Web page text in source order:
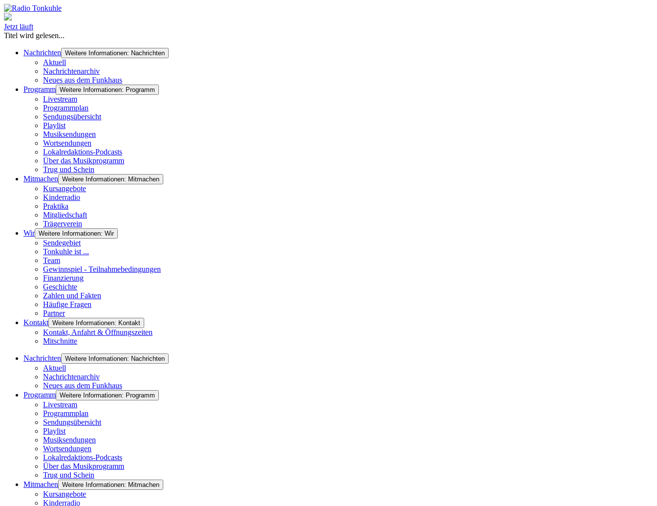
Jetzt läuft
Titel wird gelesen...
Nachrichten Weitere Informationen: Nachrichten
Aktuell
Nachrichtenarchiv
Neues aus dem Funkhaus
Programm Weitere Informationen: Programm
Livestream
Programmplan
Sendungsübersicht
Playlist
Musiksendungen
Wortsendungen
Lokalredaktions-Podcasts
Über das Musikprogramm
Trug und Schein
Mitmachen Weitere Informationen: Mitmachen
Kursangebote
Kinderradio
Praktika
Mitgliedschaft
Trägerverein
Wir Weitere Informationen: Wir
Sendegebiet
Tonkuhle ist ...
Team
Gewinnspiel - Teilnahmebedingungen
Finanzierung
Geschichte
Zahlen und Fakten
Häufige Fragen
Partner
Kontakt Weitere Informationen: Kontakt
Kontakt, Anfahrt & Öffnungszeiten
Mitschnitte
Nachrichten Weitere Informationen: Nachrichten
Aktuell
Nachrichtenarchiv
Neues aus dem Funkhaus
Programm Weitere Informationen: Programm
Livestream
Programmplan
Sendungsübersicht
Playlist
Musiksendungen
Wortsendungen
Lokalredaktions-Podcasts
Über das Musikprogramm
Trug und Schein
Mitmachen Weitere Informationen: Mitmachen
Kursangebote
Kinderradio